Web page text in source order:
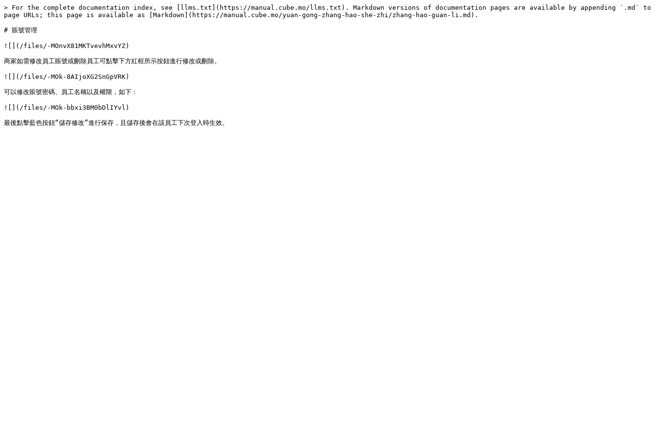
> For the complete documentation index, see [llms.txt](https://manual.cube.mo/llms.txt). Markdown versions of documentation pages are available by appending `.md` to
page URLs; this page is available as [Markdown](https://manual.cube.mo/yuan-gong-zhang-hao-she-zhi/zhang-hao-guan-li.md).
# 賬號管理
![](/files/-MOnvX81MKTvevhMxvYZ)
商家如需修改員工賬號或刪除員工可點擊下方紅框所示按鈕進行修改或刪除。
![](/files/-MOk-8AIjoXG2SnGpVRK)
可以修改賬號密碼、員工名稱以及權限，如下：
![](/files/-MOk-bbxi3BM0bDlIYvl)